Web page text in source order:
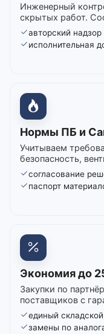
Инженерный
скрытых работ.
авторский надзор
исполнительная
Нормы ПБ и
Учитываем
безопасность,
согласование
паспорт
Экономия до
Закупки по
поставщиков с
единый
замены по